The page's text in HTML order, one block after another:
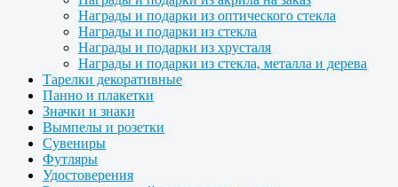
Награды и подарки из оптического стекла
Награды и подарки из стекла
Награды и подарки из хрусталя
Награды и подарки из стекла, металла и дерева
Тарелки декоративные
Панно и плакетки
Значки и знаки
Вымпелы и розетки
Сувениры
Футляры
Удостоверения